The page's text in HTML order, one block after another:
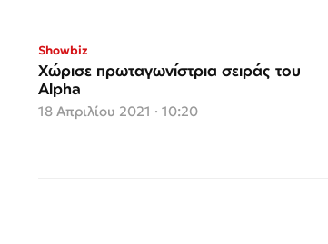
Showbiz
Χώρισε πρωταγωνίστρια σειράς του
Alpha
18 Απριλίου 2021 · 10:20